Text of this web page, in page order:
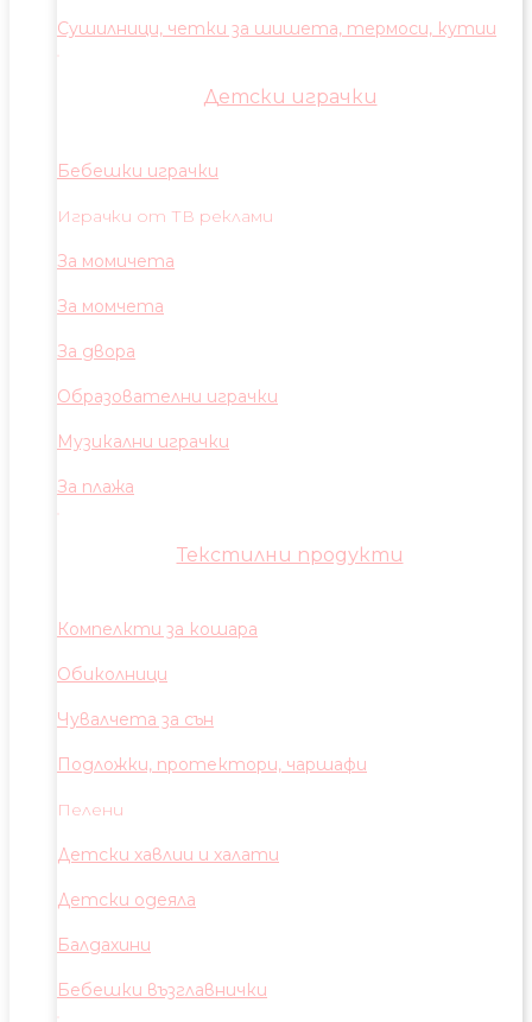
Сушилници, четки за шишета, термоси, кутии
Детски играчки
Бебешки играчки
Играчки от ТВ реклами
За момичета
За момчета
За двора
Образователни играчки
Музикални играчки
За плажа
Текстилни продукти
Компелкти за кошара
Обиколници
Чувалчета за сън
Подложки, протектори, чаршафи
Пелени
Детски хавлии и халати
Детски одеяла
Балдахини
Бебешки възглавнички